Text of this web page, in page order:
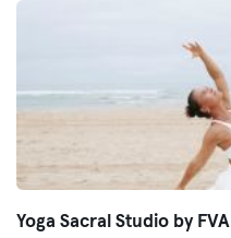
Yoga Sacral Studio by FVA